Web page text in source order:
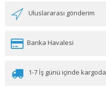
Uluslararası gönderim
Banka Havalesi
1-7 İş günü içinde kargoda